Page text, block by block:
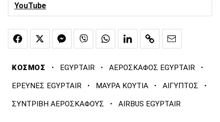
YouTube
ΚΟΣΜΟΣ · EGYPTAIR · ΑΕΡΟΣΚΑΦΟΣ EGYPTAIR ·
ΕΡΕΥΝΕΣ EGYPTAIR · ΜΑΥΡΑ ΚΟΥΤΙΑ · ΑΙΓΥΠΤΟΣ ·
ΣΥΝΤΡΙΒΗ ΑΕΡΟΣΚΑΦΟΥΣ · AIRBUS EGYPTAIR